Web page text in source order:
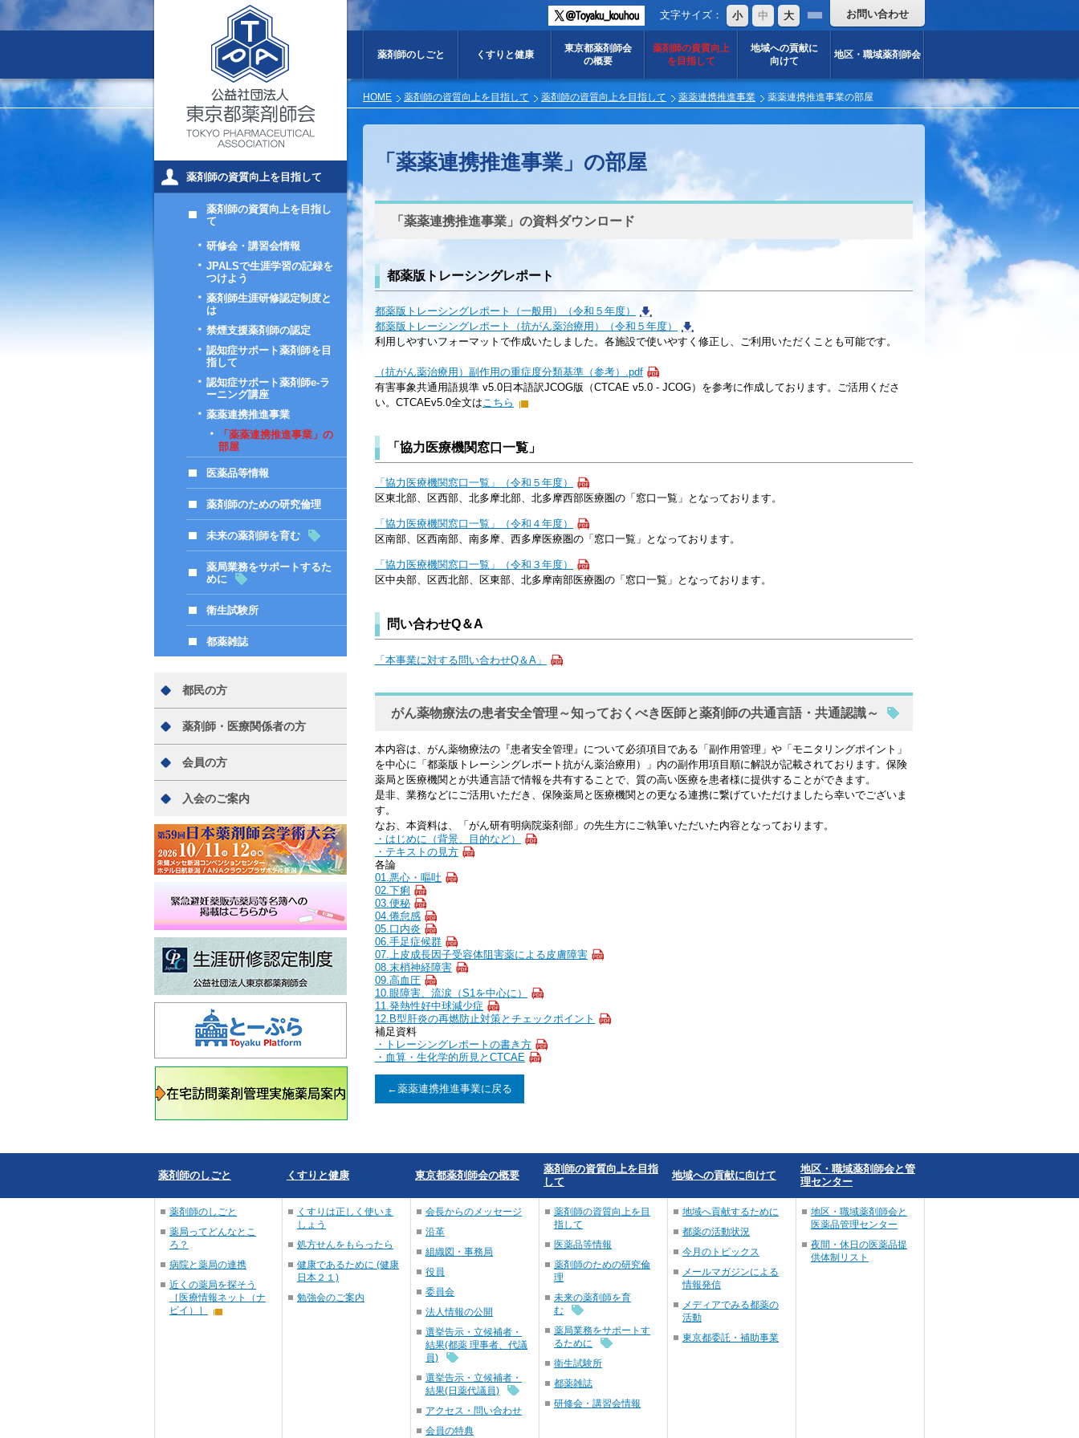
文字サイズ： 小 中 大 お問い合わせ
薬剤師のしごと くすりと健康
東京都薬剤師会
の概要
薬剤師の資質向上
を目指して
地域への貢献に
向けて
地区・職域薬剤師会
HOME 薬剤師の資質向上を目指して 薬剤師の資質向上を目指して 薬薬連携推進事業 薬薬連携推進事業の部屋
「薬薬連携推進事業」の部屋
「薬薬連携推進事業」の資料ダウンロード
都薬版トレーシングレポート
都薬版トレーシングレポート（一般用）（令和５年度）
都薬版トレーシングレポート（抗がん薬治療用）（令和５年度）
利用しやすいフォーマットで作成いたしました。各施設で使いやすく修正し、ご利用いただくことも可能です。
（抗がん薬治療用）副作用の重症度分類基準（参考）.pdf
有害事象共通用語規準 v5.0日本語訳JCOG版（CTCAE v5.0 - JCOG）を参考に作成しております。ご活用くださ
い。CTCAEv5.0全文はこちら
「協力医療機関窓口一覧」
「協力医療機関窓口一覧」（令和５年度）
区東北部、区西部、北多摩北部、北多摩西部医療圏の「窓口一覧」となっております。
「協力医療機関窓口一覧」（令和４年度）
区南部、区西南部、南多摩、西多摩医療圏の「窓口一覧」となっております。
「協力医療機関窓口一覧」（令和３年度）
区中央部、区西北部、区東部、北多摩南部医療圏の「窓口一覧」となっております。
問い合わせQ＆A
「本事業に対する問い合わせQ＆A」
がん薬物療法の患者安全管理～知っておくべき医師と薬剤師の共通言語・共通認識～
本内容は、がん薬物療法の『患者安全管理』について必須項目である「副作用管理」や「モニタリングポイント」
を中心に「都薬版トレーシングレポート抗がん薬治療用）」内の副作用項目順に解説が記載されております。保険
薬局と医療機関とが共通言語で情報を共有することで、質の高い医療を患者様に提供することができます。
是非、業務などにご活用いただき、保険薬局と医療機関との更なる連携に繋げていただけましたら幸いでございま
す。
なお、本資料は、「がん研有明病院薬剤部」の先生方にご執筆いただいた内容となっております。
・はじめに（背景、目的など）
・テキストの見方
各論
01.悪心・嘔吐
02.下痢
03.便秘
04.倦怠感
05.口内炎
06.手足症候群
07.上皮成長因子受容体阻害薬による皮膚障害
08.末梢神経障害
09.高血圧
10.眼障害、流涙（S1を中心に）
11.発熱性好中球減少症
12.B型肝炎の再燃防止対策とチェックポイント
補足資料
・トレーシングレポートの書き方
・血算・生化学的所見とCTCAE
←薬薬連携推進事業に戻る
薬剤師の資質向上を目指して
薬剤師の資質向上を目指し
て
研修会・講習会情報
JPALSで生涯学習の記録を
つけよう
薬剤師生涯研修認定制度と
は
禁煙支援薬剤師の認定
認知症サポート薬剤師を目
指して
認知症サポート薬剤師e-ラ
ーニング講座
薬薬連携推進事業
「薬薬連携推進事業」の
部屋
医薬品等情報
薬剤師のための研究倫理
未来の薬剤師を育む
薬局業務をサポートするた
めに
衛生試験所
都薬雑誌
都民の方
薬剤師・医療関係者の方
会員の方
入会のご案内
薬剤師のしごと くすりと健康 東京都薬剤師会の概要
薬剤師の資質向上を目指
して
地域への貢献に向けて
地区・職域薬剤師会と管
理センター
薬剤師のしごと
薬局ってどんなとこ
ろ？
病院と薬局の連携
近くの薬局を探そう
［医療情報ネット（ナ
ビイ）］
くすりは正しく使いま
しょう
処方せんをもらったら
健康であるために (健康
日本２１)
勉強会のご案内
会長からのメッセージ
沿革
組織図・事務局
役員
委員会
法人情報の公開
選挙告示・立候補者・
結果(都薬 理事者、代議
員)
選挙告示・立候補者・
結果(日薬代議員)
アクセス・問い合わせ
会員の特典
薬剤師の資質向上を目
指して
医薬品等情報
薬剤師のための研究倫
理
未来の薬剤師を育
む
薬局業務をサポートす
るために
衛生試験所
都薬雑誌
研修会・講習会情報
地域へ貢献するために
都薬の活動状況
今月のトピックス
メールマガジンによる
情報発信
メディアでみる都薬の
活動
東京都委託・補助事業
地区・職域薬剤師会と
医薬品管理センター
夜間・休日の医薬品提
供体制リスト